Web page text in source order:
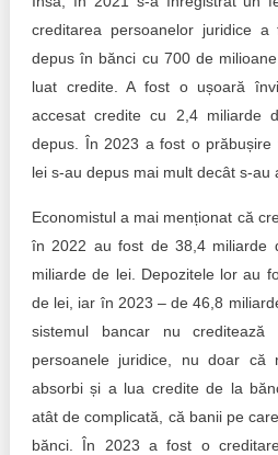
creditarea persoanelor juridice a
depus în bănci cu 700 de
luat credite. A fost o ușoară
accesat credite cu 2,4 miliarde
depus. În 2023 a fost o
lei s-au depus mai mult decât s-au
Economistul a mai menționat că
în 2022 au fost de 38,4 miliarde
miliarde de lei. Depozitele lor au
de lei, iar în 2023 – de 46,8
sistemul bancar nu creditează
persoanele juridice, nu doar că
absorbi și a lua credite de la
atât de complicată, că banii pe
bănci. În 2023 a fost o